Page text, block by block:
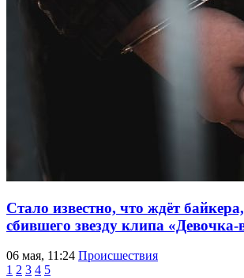
Стало известно, что ждёт
сбившего звезду клипа «Девочка-
06 мая, 11:24 Происшествия
1 2 3 4 5